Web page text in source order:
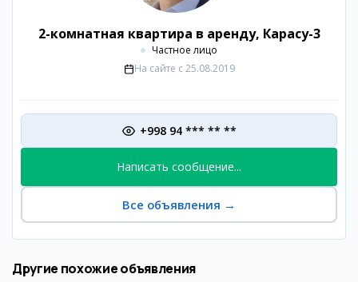
2-комнатная квартира в аренду, Карасу-3
Частное лицо
На сайте с 25.08.2019
+998 94 *** ** **
Написать сообщение...
Все объявления →
Другие похожие объявления